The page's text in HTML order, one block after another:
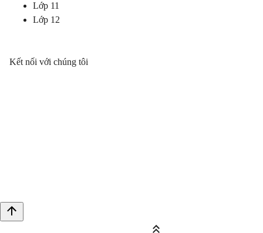
Lớp 11
Lớp 12
Kết nối với chúng tôi